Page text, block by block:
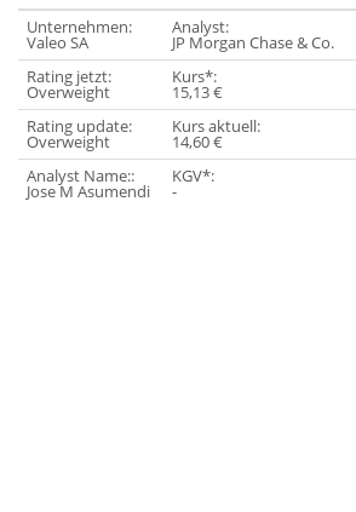
Unternehmen:
Valeo SA
Analyst:
JP Morgan Chase & Co.
Rating jetzt:
Overweight
Kurs*:
15,13 €
Rating update:
Overweight
Kurs aktuell:
14,60 €
Analyst Name::
Jose M Asumendi
KGV*:
-